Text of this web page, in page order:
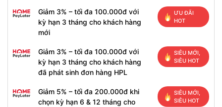
Giảm 3% – tối đa 100.000đ với
kỳ hạn 3 tháng cho khách hàng
mới
ƯU ĐÃI
HOT
Giảm 3% – tối đa 100.000đ với
kỳ hạn 3 tháng cho khách hàng
đã phát sinh đơn hàng HPL
SIÊU MỚI,
SIÊU HOT
Giảm 5% – tối đa 200.000đ khi
chọn kỳ hạn 6 & 12 tháng cho
SIÊU MỚI,
SIÊU HOT